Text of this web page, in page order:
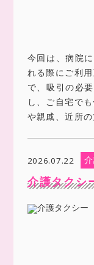
今回は、病院
れる際にご利
で、吸引の必
し、ご自宅で
や親戚、近所
2026.07.22
介護タク